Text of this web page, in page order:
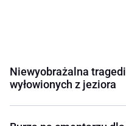
Niewyobrażalna
wyłowionych z jeziora